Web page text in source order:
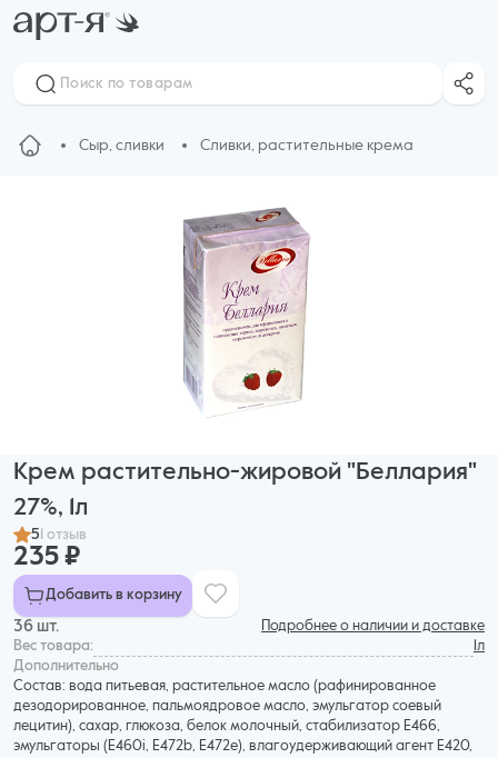
Сыр, сливки Сливки, растительные крема
Крем растительно-жировой "Беллария"
27%, 1л
5 1 отзыв
235 ₽
Добавить в корзину
36 шт.
Подробнее о наличии и доставке
Вес товара:
1л
Дополнительнo
Состав: вода питьевая, растительное масло (рафинированное
дезодорированное, пальмоядровое масло, эмульгатор соевый
лецитин), сахар, глюкоза, белок молочный, стабилизатор Е466,
эмульгаторы (Е460i, Е472b, Е472e), влагоудерживающий агент Е420,